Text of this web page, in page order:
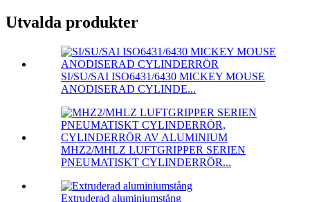
Utvalda produkter
SI/SU/SAI ISO6431/6430 MICKEY MOUSE
ANODISERAD CYLINDE...
MHZ2/MHLZ LUFTGRIPPER SERIEN
PNEUMATISKT CYLINDERRÖR...
Extruderad aluminiumstång